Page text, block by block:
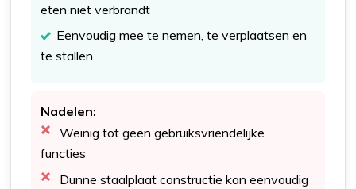
eten niet verbrandt
Eenvoudig mee te nemen, te verplaatsen en
te stallen
Nadelen:
Weinig tot geen gebruiksvriendelijke
functies
Dunne staalplaat constructie kan eenvoudig